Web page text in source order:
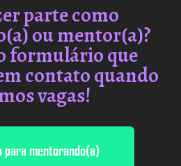
parte como
ou mentor(a)?
formulário que
contato quando
vagas!
para mentorando(a)